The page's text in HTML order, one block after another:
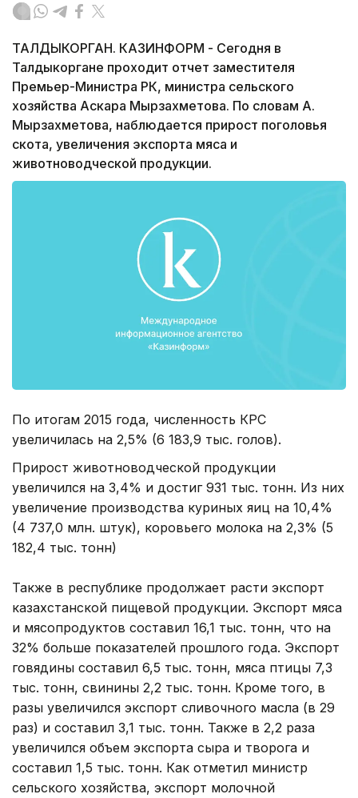
ТАЛДЫКОРГАН. КАЗИНФОРМ - Сегодня в
Талдыкоргане проходит отчет заместителя
Премьер-Министра РК, министра сельского
хозяйства Аскара Мырзахметова. По словам А.
Мырзахметова, наблюдается прирост поголовья
скота, увеличения экспорта мяса и
животноводческой продукции.
По итогам 2015 года, численность КРС
увеличилась на 2,5% (6 183,9 тыс. голов).
Прирост животноводческой продукции
увеличился на 3,4% и достиг 931 тыс. тонн. Из них
увеличение производства куриных яиц на 10,4%
(4 737,0 млн. штук), коровьего молока на 2,3% (5
182,4 тыс. тонн)
Также в республике продолжает расти экспорт
казахстанской пищевой продукции. Экспорт мяса
и мясопродуктов составил 16,1 тыс. тонн, что на
32% больше показателей прошлого года. Экспорт
говядины составил 6,5 тыс. тонн, мяса птицы 7,3
тыс. тонн, свинины 2,2 тыс. тонн. Кроме того, в
разы увеличился экспорт сливочного масла (в 29
раз) и составил 3,1 тыс. тонн. Также в 2,2 раза
увеличился объем экспорта сыра и творога и
составил 1,5 тыс. тонн. Как отметил министр
сельского хозяйства, экспорт молочной